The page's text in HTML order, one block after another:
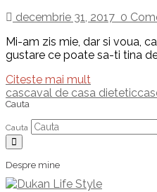
decembrie 31, 2017 0
Mi-am zis mie, dar si voua,
gustare ce poate sa-ti tina
Citeste mai mult
cascaval de casa dietetic
Cauta
Cauta
Despre mine